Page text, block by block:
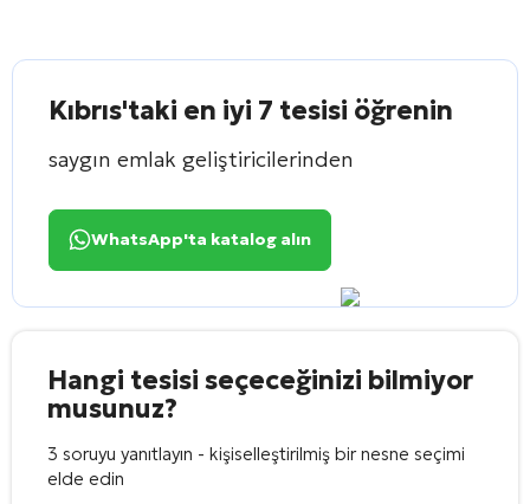
Kıbrıs'taki en iyi 7 tesisi öğrenin
saygın emlak geliştiricilerinden
WhatsApp'ta katalog alın
Hangi tesisi seçeceğinizi bilmiyor
musunuz?
3 soruyu yanıtlayın - kişiselleştirilmiş bir nesne seçimi
elde edin